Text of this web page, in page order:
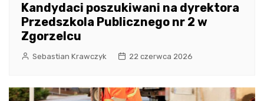
Kandydaci poszukiwani na dyrektora
Przedszkola Publicznego nr 2 w
Zgorzelcu
Sebastian Krawczyk 22 czerwca 2026